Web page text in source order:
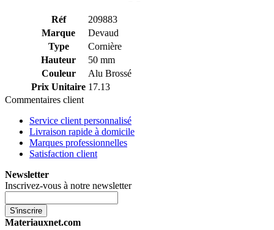
Réf
209883
Marque
Devaud
Type
Cornière
Hauteur
50 mm
Couleur
Alu Brossé
Prix Unitaire 17.13
Commentaires client
Service client personnalisé
Livraison rapide à domicile
Marques professionnelles
Satisfaction client
Newsletter
Inscrivez-vous à notre newsletter
S'inscrire
Materiauxnet.com